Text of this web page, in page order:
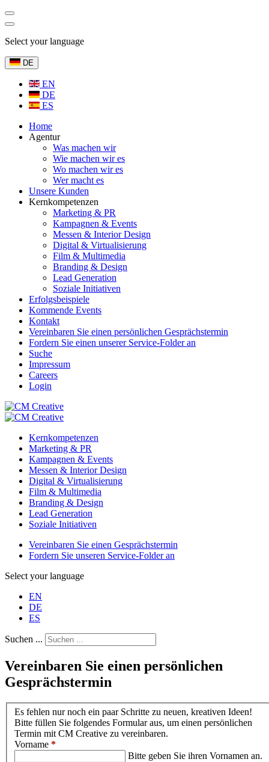
Select your language
DE
EN
DE
ES
Home
Agentur
Was machen wir
Wie machen wir es
Wo machen wir es
Wer macht es
Unsere Kunden
Kernkompetenzen
Marketing & PR
Kampagnen & Events
Messen & Interior Design
Digital & Virtualisierung
Film & Multimedia
Branding & Design
Lead Generation
Soziale Initiativen
Erfolgsbeispiele
Kommende Events
Kontakt
Vereinbaren Sie einen persönlichen Gesprächstermin
Fordern Sie einen unserer Service-Folder an
Suche
Impressum
Careers
Login
Kernkompetenzen
Marketing & PR
Kampagnen & Events
Messen & Interior Design
Digital & Virtualisierung
Film & Multimedia
Branding & Design
Lead Generation
Soziale Initiativen
Vereinbaren Sie einen Gesprächstermin
Fordern Sie unseren Service-Folder an
Select your language
EN
DE
ES
Suchen ...
Vereinbaren Sie einen persönlichen
Gesprächstermin
Es fehlen nur noch ein paar Schritte zu neuen, kreativen Ideen!
Bitte füllen Sie folgendes Formular aus, um einen persönlichen
Termin mit CM Creative zu vereinbaren.
Vorname *
Bitte geben Sie ihren Vornamen an.